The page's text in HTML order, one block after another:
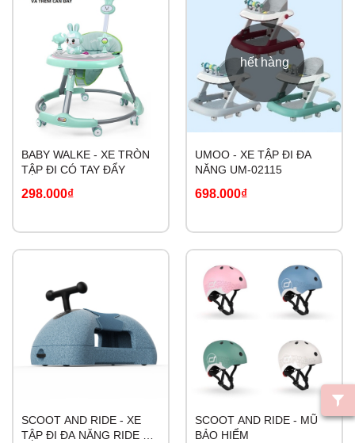
BABY WALKE - XE TRÒN
TẬP ĐI CÓ TAY ĐẨY
298.000₫
hết hàng
UMOO - XE TẬP ĐI ĐA
NĂNG UM-02115
698.000₫
SCOOT AND RIDE - XE
TẬP ĐI ĐA NĂNG RIDE MY
SCOOT AND RIDE - MŨ
BẢO HIỂM